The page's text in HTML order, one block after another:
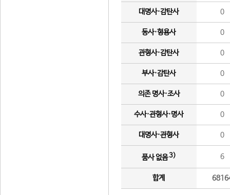
대명사·감탄사 0
동사·형용사 0
관형사·감탄사 0
부사·감탄사 0
의존 명사·조사 0
수사·관형사·명사 0
대명사·관형사 0
품사 없음3) 6
합계